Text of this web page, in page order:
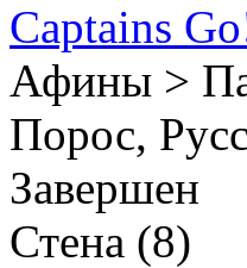
Captains
Афины >
Порос,
Завершен
Стена (8)